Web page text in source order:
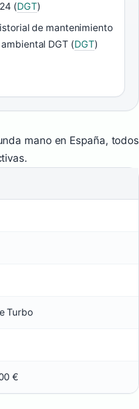
(DGT)
de mantenimiento
DGT (DGT)
mano en España, todos
Turbo
€